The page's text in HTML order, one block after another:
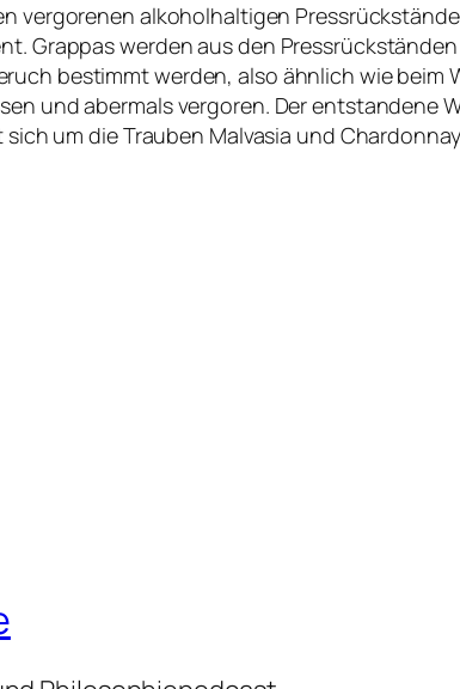
vergorenen alkoholhaltigen
Grappas werden aus den
bestimmt werden, also ähnlich wie
und abermals vergoren. Der entstandene
um die Trauben Malvasia und